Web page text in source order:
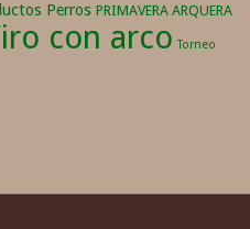
Perros PRIMAVERA ARQUERA
con arco Torneo